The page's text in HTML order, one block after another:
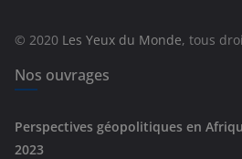
e
s
© 2020 Les Yeux du Monde, tous
Nos ouvrages
Perspectives géopolitiques en
2023